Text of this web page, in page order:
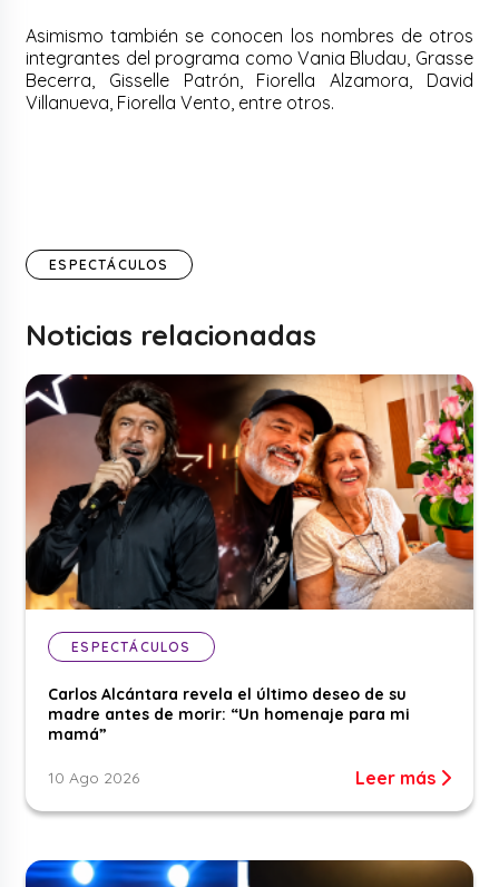
Asimismo también se conocen los nombres de otros
integrantes del programa como Vania Bludau, Grasse
Becerra, Gisselle Patrón, Fiorella Alzamora, David
Villanueva, Fiorella Vento, entre otros.
ESPECTÁCULOS
Noticias relacionadas
ESPECTÁCULOS
Carlos Alcántara revela el último deseo de su
madre antes de morir: “Un homenaje para mi
mamá”
10 Ago 2026 Leer más